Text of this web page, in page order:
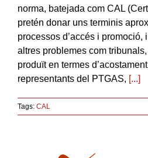
norma, batejada com CAL
pretén donar uns terminis
processos d’accés i promoció,
altres problemes com tribunals,
produït en termes
representants del PTGAS, [...]
Tags: CAL